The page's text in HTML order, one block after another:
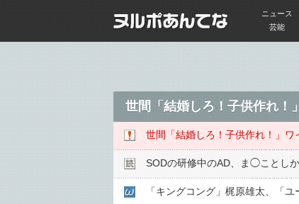
ニュース
芸能
世間「結婚しろ！子供作れ！
世間「結婚しろ！子供作れ！」ワ
SODの研修中のAD、ま◯ことし
「キングコング」梶原雄太、「